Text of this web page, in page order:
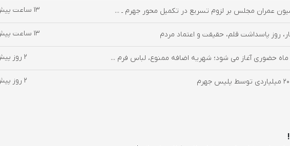
عمران مجلس بر لزوم تسریع در تکمیل محور جهرم ـ ... 13 ساعت پیش
13 ساعت پیش
حضوری آغاز می شود؛ شهریه اضافه ممنوع، لباس فرم ... 2 روز پیش
2 روز پیش